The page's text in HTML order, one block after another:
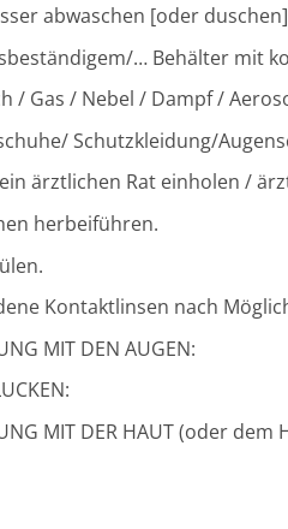
abwaschen [oder
… Behälter mit
/ Gas / Nebel / Dampf /
Schutzkleidung/
ärztlichen Rat einholen /
herbeiführen.
Kontaktlinsen nach
MIT DEN AUGEN:
MIT DER HAUT (oder dem